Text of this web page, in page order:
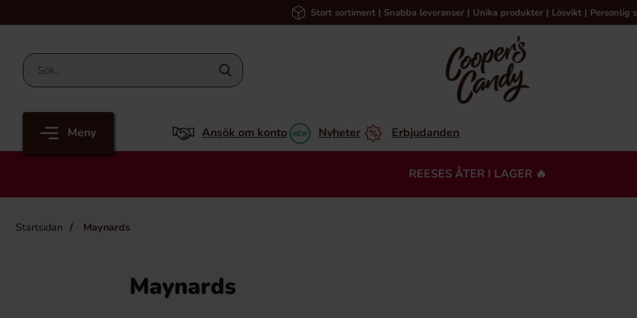
Stort sortiment | Snabba leveranser | Unika produkter | Lösvikt | Personlig
Meny Ansök om konto Nyheter Erbjudanden
REESES ÅTER I LAGER 🔥
Startsidan Maynards
Maynards